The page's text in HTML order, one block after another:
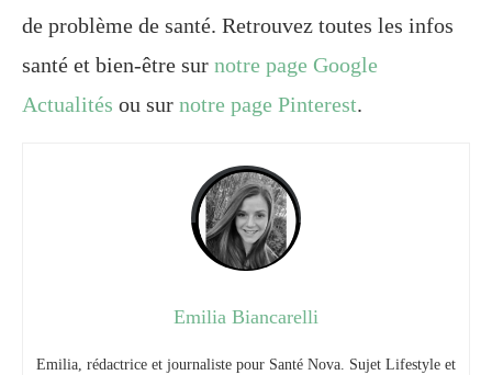
de problème de santé. Retrouvez toutes les infos
santé et bien-être sur notre page Google
Actualités ou sur notre page Pinterest.
Emilia Biancarelli
Emilia, rédactrice et journaliste pour Santé Nova. Sujet Lifestyle et